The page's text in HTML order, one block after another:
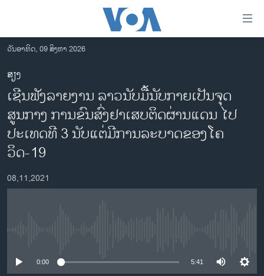
ເຂົ້າ
ຫາ
ຂ້າມ
ຂ້າມ
ຂ້າມ
ໄປ
ຫາ
ຊອກ
ລາວ
ອາເມຣິກາ
ການເລືອກຕັ້ງ ປະທານາທີບໍດີ ສະຫະລັດ 2024
ຂ່າວ​ຈີນ
ເອເຊຍ
ວັນອາທິດ, 09 ສິງຫາ 2026
ສຽງ
ເຊີນຟັງລາຍງານ ລາວນັບມື້ນັບກາຍເປັນຈຸດ
ສູນກາງ ການຂົນສົ່ງຢາເສບຕິດຜ່ານແດນ ໄປ
ປະເທດທີ 3 ນັບແຕ່ມີການລະບາດຂອງໂຄ
ວິດ-19
08,11,2021
0:00 5:41